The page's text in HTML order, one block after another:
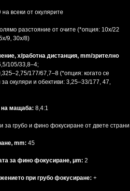
на всеки от окулярите
разстояние от очите (*опция: 10x/22
9, 30x/8)
x/работна дистанция, mm/зрително
105/33,8–4;
177/67,7–8 (*опция: когато се
окуляри и обективи: 3,25–33/177, 47,
на мащаба: 8,4:1
за грубо и фино фокусиране от двете страни
mm: 45
за фино фокусиране, μm: 2
при грубо фокусиране: +